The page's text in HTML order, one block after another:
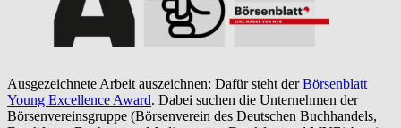
Ausgezeichnete Arbeit auszeichnen: Dafür steht derBörsenblatt
Young Excellence Award. Dabei suchen die Unternehmen der
Börsenvereinsgruppe (Börsenverein des Deutschen Buchhandels,